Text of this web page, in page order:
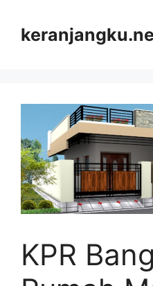
content
KPR